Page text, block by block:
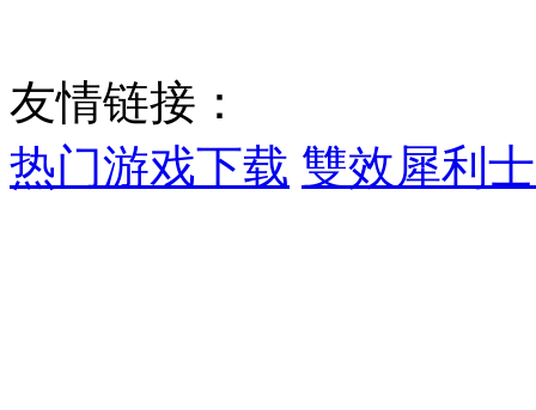
友情链接：
热门游戏下载 雙效犀利